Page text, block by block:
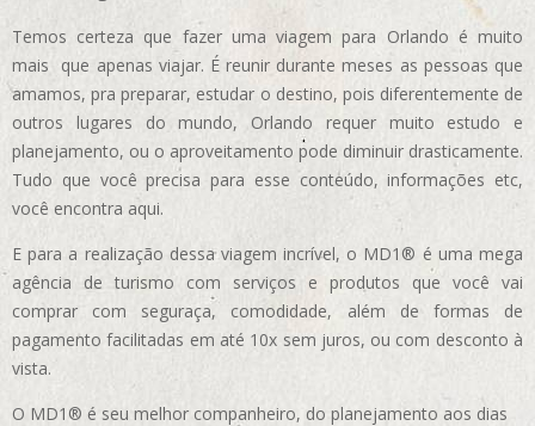
Temos certeza que fazer uma viagem para Orlando é muito
mais que apenas viajar. É reunir durante meses as pessoas que
amamos, pra preparar, estudar o destino, pois diferentemente de
outros lugares do mundo, Orlando requer muito estudo e
planejamento, ou o aproveitamento pode diminuir drasticamente.
Tudo que você precisa para esse conteúdo, informações etc,
você encontra aqui.
E para a realização dessa viagem incrível, o MD1® é uma mega
agência de turismo com serviços e produtos que você vai
comprar com seguraça, comodidade, além de formas de
pagamento facilitadas em até 10x sem juros, ou com desconto à
vista.
O MD1® é seu melhor companheiro, do planejamento aos dias